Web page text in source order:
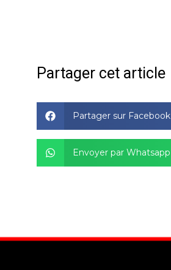
Partager cet article
Partager sur Facebook
Envoyer par Whatsapp